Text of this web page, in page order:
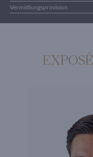
Vermittlungsprovision